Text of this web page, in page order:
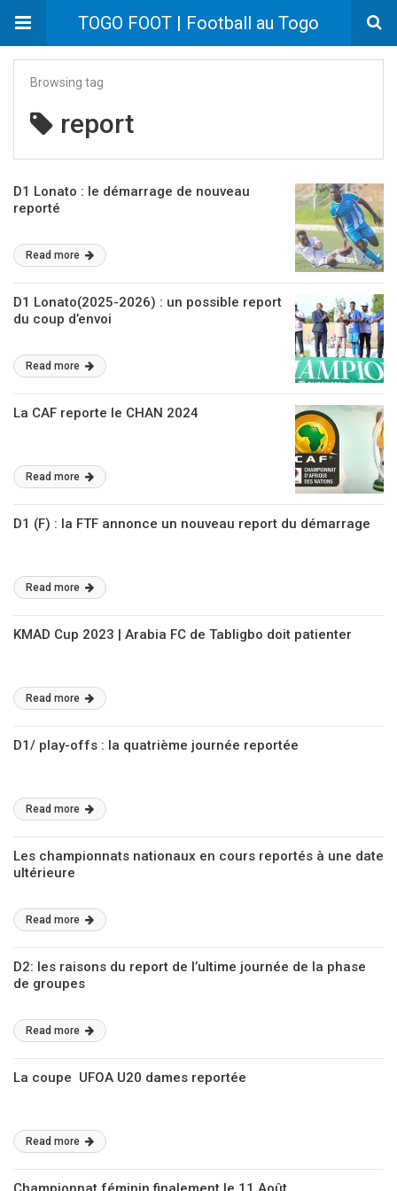
TOGO FOOT | Football au Togo
Browsing tag
report
D1 Lonato : le démarrage de nouveau
reporté
Read more
D1 Lonato(2025-2026) : un possible report
du coup d’envoi
Read more
La CAF reporte le CHAN 2024
Read more
D1 (F) : la FTF annonce un nouveau report du démarrage
Read more
KMAD Cup 2023 | Arabia FC de Tabligbo doit patienter
Read more
D1/ play-offs : la quatrième journée reportée
Read more
Les championnats nationaux en cours reportés à une date
ultérieure
Read more
D2: les raisons du report de l’ultime journée de la phase
de groupes
Read more
La coupe UFOA U20 dames reportée
Read more